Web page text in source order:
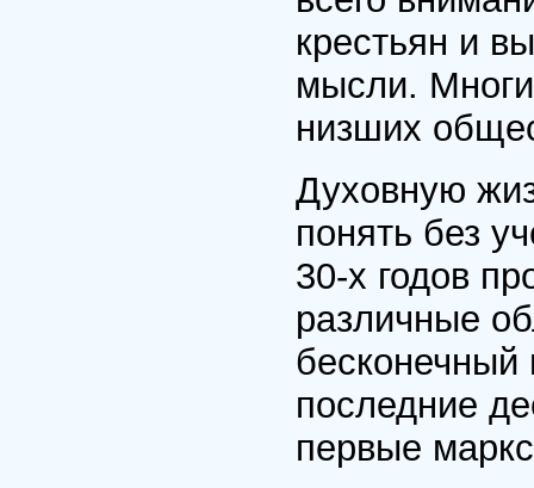
крестьян и
мысли.
низших
Духовную
понять без
30-х годов
различные
бесконечный
последние
первые